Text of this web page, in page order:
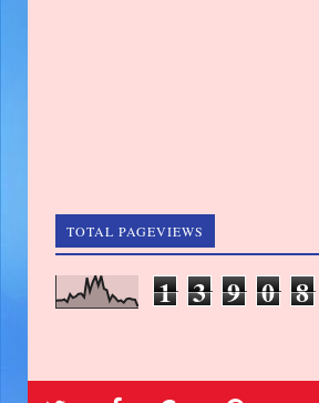
TOTAL PAGEVIEWS
1 3 9 0 8